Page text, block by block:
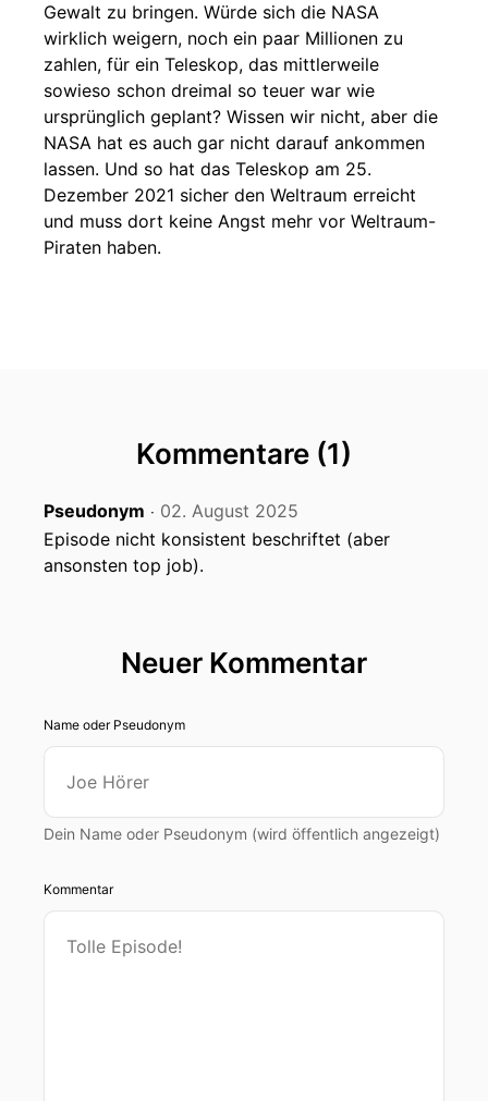
Gewalt zu bringen. Würde sich die NASA
wirklich weigern, noch ein paar Millionen zu
zahlen, für ein Teleskop, das mittlerweile
sowieso schon dreimal so teuer war wie
ursprünglich geplant? Wissen wir nicht, aber die
NASA hat es auch gar nicht darauf ankommen
lassen. Und so hat das Teleskop am 25.
Dezember 2021 sicher den Weltraum erreicht
und muss dort keine Angst mehr vor Weltraum-
Piraten haben.
Kommentare (1)
Pseudonym ‧ 02. August 2025
Episode nicht konsistent beschriftet (aber
ansonsten top job).
Neuer Kommentar
Name oder Pseudonym
Dein Name oder Pseudonym (wird öffentlich angezeigt)
Kommentar